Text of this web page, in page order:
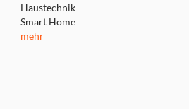
Haustechnik
Smart Home
mehr